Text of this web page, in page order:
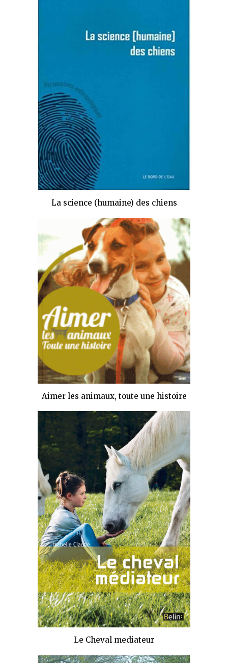
La science (humaine) des chiens
Aimer les animaux, toute une histoire
Le Cheval mediateur